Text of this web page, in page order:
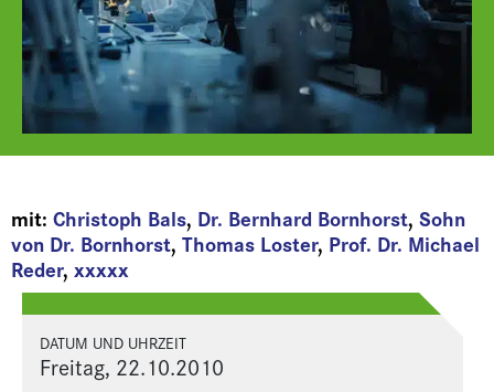
mit: Christoph Bals, Dr. Bernhard Bornhorst, Sohn
von Dr. Bornhorst, Thomas Loster, Prof. Dr. Michael
Reder, xxxxx
DATUM UND UHRZEIT
Freitag, 22.10.2010